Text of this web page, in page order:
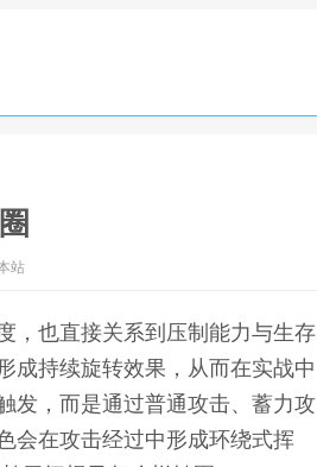
站
，也直接关系到压制能力与生存
成持续旋转效果，从而在实战中
发，而是通过普通攻击、蓄力攻
会在攻击经过中形成环绕式挥